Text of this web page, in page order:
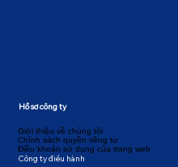
Giới thiệu về chúng tôi
Chính sách quyền riêng tư
Điều khoản sử dụng của trang web
Công ty điều hành
Hồ sơ công ty